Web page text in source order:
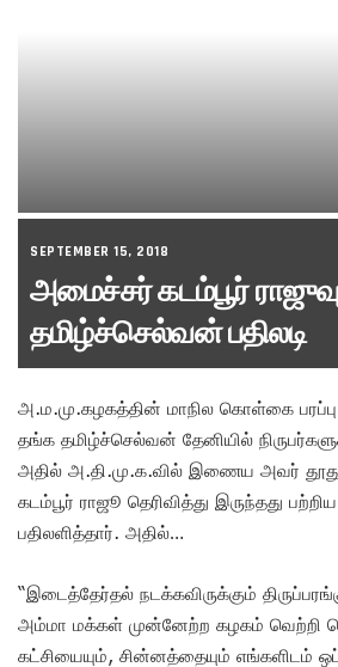
SEPTEMBER 15, 2018
அமைச்சர் கடம்பூர்
தமிழ்ச்செல்வன் பதிலடி
அ.ம.மு.கழகத்தின் மாநில கொள்கை
தங்க தமிழ்ச்செல்வன் தேனியில்
அதில் அ.தி.மு.க.வில் இணைய அவர்
கடம்பூர் ராஜூ தெரிவித்து இருந்தது
பதிலளித்தார். அதில்…
“இடைத்தேர்தல் நடக்கவிருக்கும்
அம்மா மக்கள் முன்னேற்ற கழகம் வெற்றி
கட்சியையும், சின்னத்தையும் எங்களிடம்